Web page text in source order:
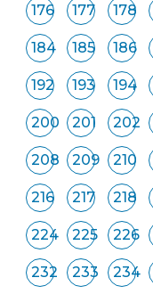
176 177 178
184 185 186
192 193 194
200 201 202
208 209 210
216 217 218
224 225 226
232 233 234